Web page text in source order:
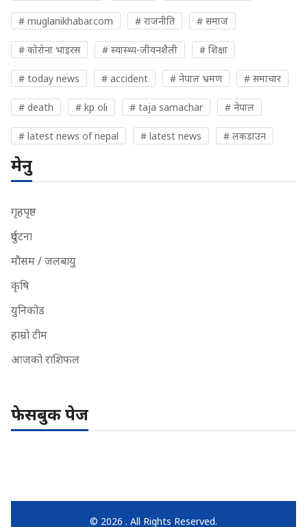
# muglanikhabar.com # राजनीति # समाज
# कोरोना भाइरस # स्वास्थ्य-जीवनशैली # शिक्षा
# today news # accident # नेपाल भ्रमण # समाचार
# death # kp oli # taja samachar # नेपाल
# latest news of nepal # latest news # लकडाउन
मेनु
गृहपृष्ठ
दुर्घटना
मौसम / जलबायु
कृषि
युनिकोड
हाम्रो टीम
आजको राशिफल
फेसबुक पेज
© 2026 . All Rights Reserved.